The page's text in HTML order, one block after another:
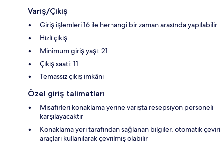
Varış/Çıkış
Giriş işlemleri 16 ile herhangi bir zaman arasında yapılabilir
Hızlı çıkış
Minimum giriş yaşı: 21
Çıkış saati: 11
Temassız çıkış imkânı
Özel giriş talimatları
Misafirleri konaklama yerine varışta resepsiyon personeli
karşılayacaktır
Konaklama yeri tarafından sağlanan bilgiler, otomatik çeviri
araçları kullanılarak çevrilmiş olabilir